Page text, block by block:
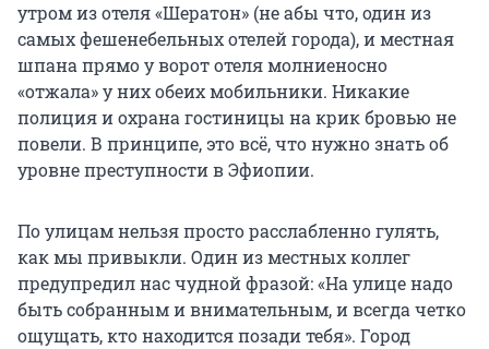
утром из отеля «Шератон» (не абы что, один из
самых фешенебельных отелей города), и местная
шпана прямо у ворот отеля молниеносно
«отжала» у них обеих мобильники. Никакие
полиция и охрана гостиницы на крик бровью не
повели. В принципе, это всё, что нужно знать об
уровне преступности в Эфиопии.
По улицам нельзя просто расслабленно гулять,
как мы привыкли. Один из местных коллег
предупредил нас чудной фразой: «На улице надо
быть собранным и внимательным, и всегда четко
ощущать, кто находится позади тебя». Город